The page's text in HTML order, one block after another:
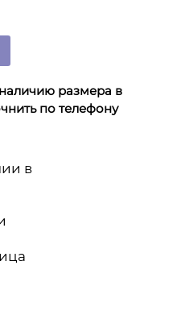
размера в
по телефону
в